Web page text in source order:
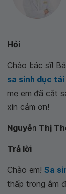
Hỏi
Chào bác sĩ!
sa sinh dục
mẹ em đã cắt
xin cảm ơn!
Nguyễn Thị
Trả lời
Chào em! Sa
thấp trong âm